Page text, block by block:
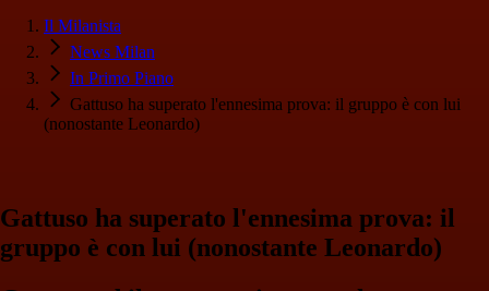
Il Milanista
News Milan
In Primo Piano
Gattuso ha superato l'ennesima prova: il gruppo è con lui
(nonostante Leonardo)
Gattuso ha superato l'ennesima prova: il
gruppo è con lui (nonostante Leonardo)